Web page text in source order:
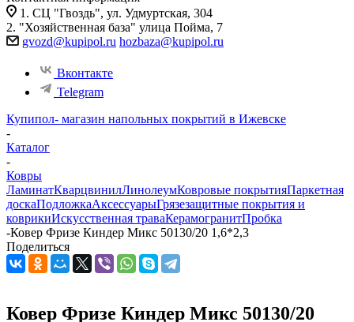
1. СЦ "Гвоздь", ул. Удмуртская, 304
2. "Хозяйственная база" улица Пойма, 7
gvozd@kupipol.ru hozbaza@kupipol.ru
Вконтакте
Telegram
Купипол- магазин напольных покрытий в Ижевске
-
Каталог
-
Ковры
ЛаминатКварцвинилЛинолеумКовровые покрытияПаркетная
доскаПодложкаАксессуарыГрязезащитные покрытия и
коврикиИскусственная траваКерамогранитПробка
-Ковер Фризе Киндер Микс 50130/20 1,6*2,3
Поделиться
Ковер Фризе Киндер Микс 50130/20